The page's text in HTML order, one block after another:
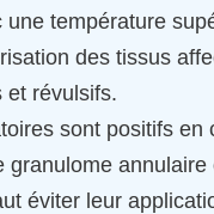
température
des tissus
et révulsifs.
sont positifs en
granulome annulaire
éviter leur